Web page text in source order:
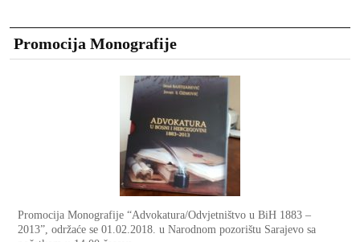
Promocija Monografije
Promocija Monografije “Advokatura/Odvjetništvo u BiH 1883 –
2013”, održaće se 01.02.2018. u Narodnom pozorištu Sarajevo sa